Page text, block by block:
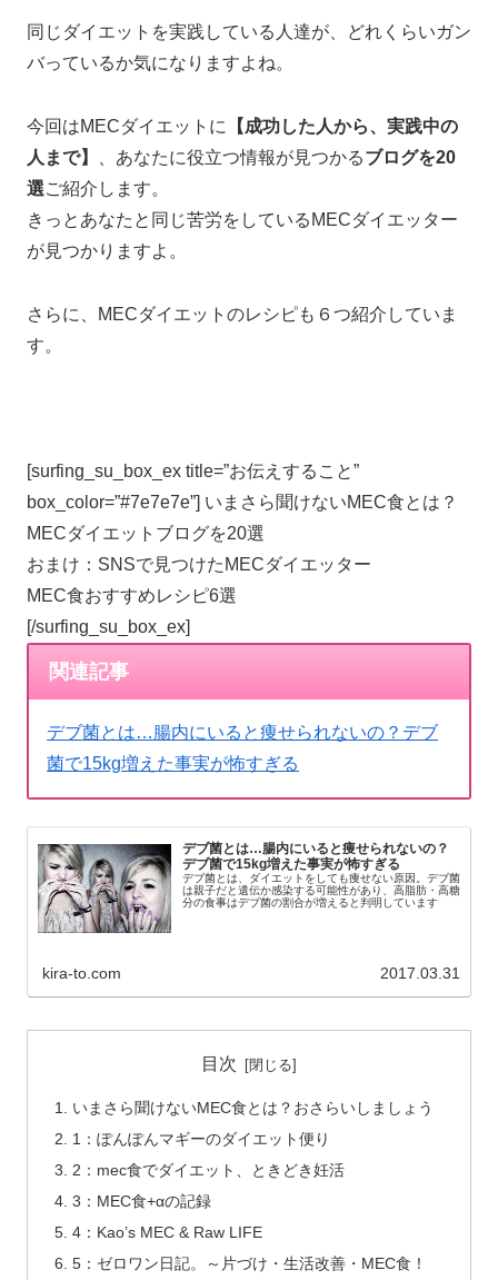
同じダイエットを実践している人達が、どれくらいガン
バっているか気になりますよね。
今回はMECダイエットに
【成功した人から、実践中の
人まで】
、あなたに役立つ情報が見つかるブログを20
選ご紹介します。
きっとあなたと同じ苦労をしているMECダイエッター
が見つかりますよ。
さらに、MECダイエットのレシピも６つ紹介していま
す。
[surfing_su_box_ex title=”お伝えすること”
box_color=”#7e7e7e”] いまさら聞けないMEC食とは？
MECダイエットブログを20選
おまけ：SNSで見つけたMECダイエッター
MEC食おすすめレシピ6選
[/surfing_su_box_ex]
関連記事
デブ菌とは…腸内にいると痩せられないの？デブ
菌で15kg増えた事実が怖すぎる
デブ菌とは…腸内にいると痩せられないの？
デブ菌で15kg増えた事実が怖すぎる
デブ菌とは、ダイエットをしても痩せない原因。デブ菌
は親子だと遺伝か感染する可能性があり、高脂肪・高糖
分の食事はデブ菌の割合が増えると判明しています
kira-to.com 2017.03.31
目次
いまさら聞けないMEC食とは？おさらいしましょう
1：ぽんぽんマギーのダイエット便り
2：mec食でダイエット、ときどき妊活
3：MEC食+αの記録
4：Kao’s MEC & Raw LIFE
5：ゼロワン日記。～片づけ・生活改善・MEC食！